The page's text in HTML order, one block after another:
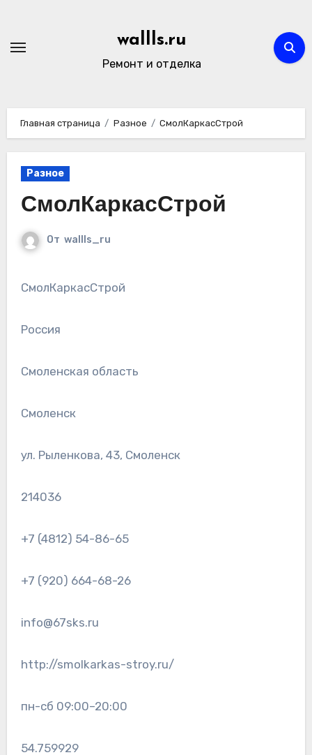
содержимому
wallls.ru
Ремонт и отделка
Главная страница Разное СмолКаркасСтрой
Разное
СмолКаркасСтрой
От wallls_ru
СмолКаркасСтрой
Россия
Смоленская область
Смоленск
ул. Рыленкова, 43, Смоленск
214036
+7 (4812) 54-86-65
+7 (920) 664-68-26
info@67sks.ru
http://smolkarkas-stroy.ru/
пн-сб 09:00–20:00
54.759929